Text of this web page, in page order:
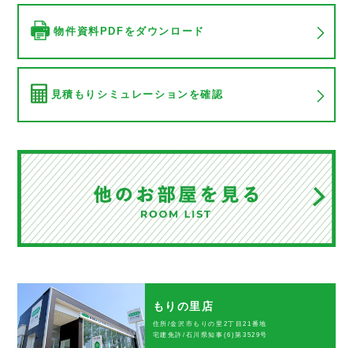
物件資料PDFをダウンロード
見積もりシミュレーションを確認
もりの里店
住所/金沢市もりの里2丁目21番地
宅建免許/石川県知事(6)第3529号